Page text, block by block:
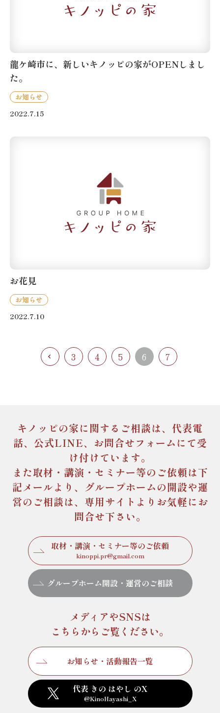
龍ケ崎市に、新しいキノッピの家がOPENしまし
た。
お知らせ
2022.7.15
お花見
お知らせ
2022.7.10
3 4 5 6 7
キノッピの家に関するご相談は、 代表電
話、公式LINE、お問合せフォームにて受
け付けています。
また取材・講演・セミナー等のご依頼は下
記メールより、 グループホームの開設や運
営のご相談は、専用サイトより お気軽にお
問合せ下さい。
取材・講演・セミナー等のご依頼
kinoppi.pr@gmail.com
グループホーム開設・運営のご相談
メディアやSNSは
こちらからご覧ください。
お知らせ・活動報告一覧
代表 きの はやし のX
@KinoHayashi_X